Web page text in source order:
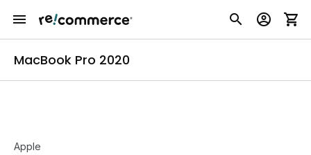
MacBook Pro 2020
Apple